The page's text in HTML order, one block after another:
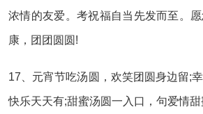
浓情的友爱。考祝福自当先发而至。
康，团团圆圆!
17、元宵节吃汤圆，欢笑团圆身边留;
快乐天天有;甜蜜汤圆一入口，句爱情